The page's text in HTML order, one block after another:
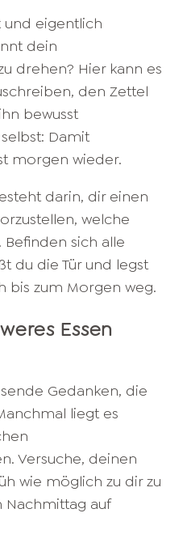
und eigentlich
dein
drehen? Hier kann es
den Zettel
bewusst
Damit
morgen wieder.
darin, dir einen
welche
sich alle
du die Tür und legst
bis zum Morgen weg.
Essen
Gedanken, die
liegt es
Versuche, deinen
wie möglich zu dir zu
auf